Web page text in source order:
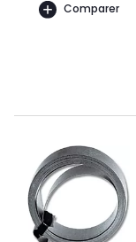
Comparer